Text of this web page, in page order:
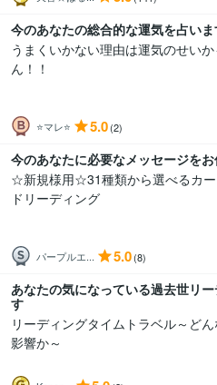
今のあなたの総合的な運気を占い
うまくいかない理由は運気のせい
ん！！
⭐マレ⭐ 5.0(2)
今のあなたに必要なメッセージを
☆新規様用☆31種類から選べるカ
ドリーディング
パープルエ... 5.0(8)
あなたの気になっている過去世リ
す
リーディングタイムトラベル～ど
影響か～